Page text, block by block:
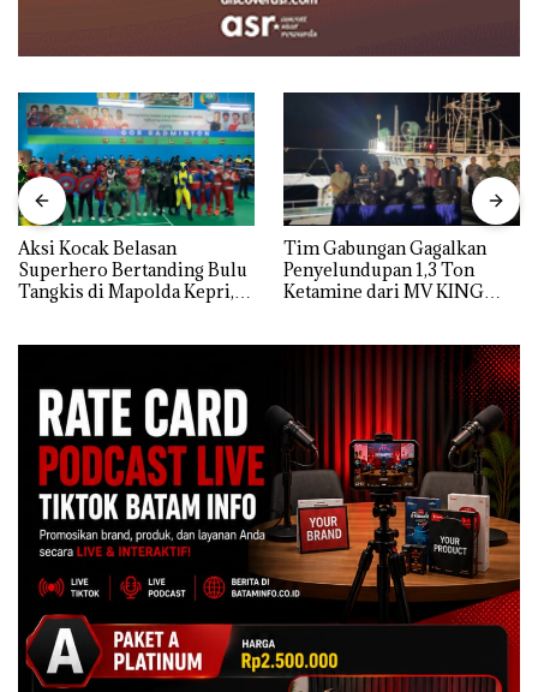
Aksi Kocak Belasan
Superhero Bertanding Bulu
Tangkis di Mapolda Kepri,
Tim Gabungan Gagalkan
Penyelundupan 1,3 Ton
Ketamine dari MV KING